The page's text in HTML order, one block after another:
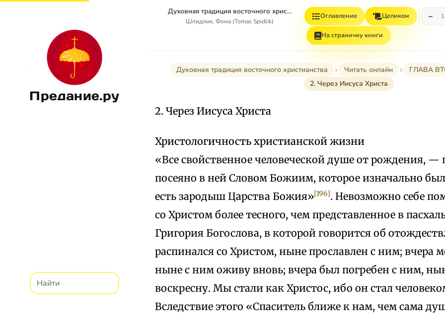
Предание.ру
Духовная традиция восточного христианства
Шпидлик, Фома (Tomas Spidlik)
Оглавление Целиком −
На страничку книги
Духовная традиция восточного христианства Читать онлайн
ГЛАВА
2. Через Иисуса Христа
2. Через Иисуса Христа
Христологичность христианской жизни
«Все свойственное человеческой душе от рождения,
посеяно в ней Словом Божиим, которое изначально
есть зародыш Царства Божия»[196]. Невозможно себе
со Христом более тесного, чем представленное в
Григория Богослова, в которой говорится об
распинался со Христом, ныне прославлен с ним; вчера
ныне с ним оживу вновь; вчера был погребен с ним,
воскресну. Мы стали как Христос, ибо он стал
Вследствие этого «Спаситель ближе к нам, чем сама